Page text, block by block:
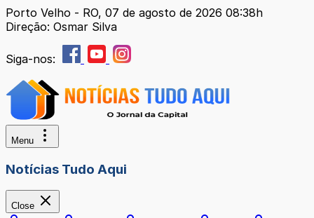
Porto Velho - RO, 07 de agosto de 2026 08:38h
Direção: Osmar Silva
Siga-nos:
Menu
Notícias Tudo Aqui
Close